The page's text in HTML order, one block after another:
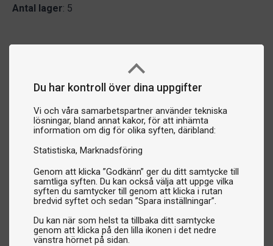
Du har kontroll över dina uppgifter
Vi och våra samarbetspartner använder tekniska
lösningar, bland annat kakor, för att inhämta
information om dig för olika syften, däribland:
Statistiska Marknadsföring
Genom att klicka ”Godkänn” ger du ditt samtycke till
samtliga syften. Du kan också välja att uppge vilka
syften du samtycker till genom att klicka i rutan
bredvid syftet och sedan ”Spara inställningar”.
Du kan när som helst ta tillbaka ditt samtycke
genom att klicka på den lilla ikonen i det nedre
vänstra hörnet på sidan.
Antal lager: 5